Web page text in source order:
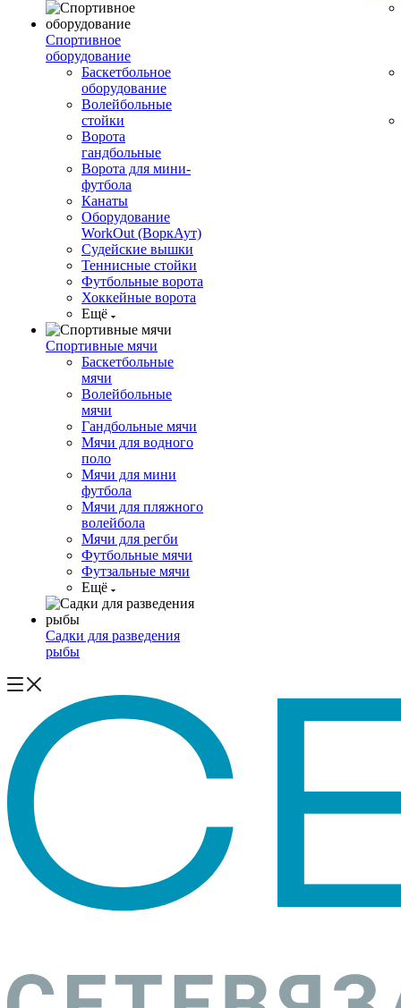
Спортивное
оборудование
Баскетбольное
оборудование
Волейбольные
стойки
Ворота
гандбольные
Ворота для мини-
футбола
Канаты
Оборудование
WorkOut (ВоркАут)
Судейские вышки
Теннисные стойки
Футбольные ворота
Хоккейные ворота
Ещё
Спортивные мячи
Баскетбольные
мячи
Волейбольные
мячи
Гандбольные мячи
Мячи для водного
поло
Мячи для мини
футбола
Мячи для пляжного
волейбола
Мячи для регби
Футбольные мячи
Футзальные мячи
Ещё
Садки для разведения
рыбы